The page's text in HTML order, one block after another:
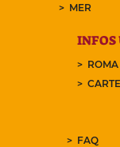
MER
INFOS
FAQ